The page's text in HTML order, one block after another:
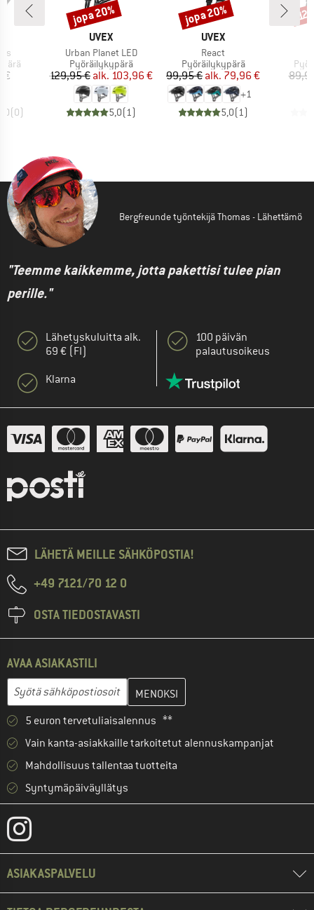
€
(0)
MERKKI
UVEX
Tuote
Urban Planet LED
Tuoteryhmä
Pyöräilykypärä
Hinta
129,95 € Alennettu hinta
alk. 103,96 €
5,0(1)
Alennus
jopa 20%
MERKKI
UVEX
Tuote
React
Tuoteryhmä
Pyöräilykypärä
Hinta
99,95 € Alennettu hinta
alk. 79,96 €
+1
5,0(1)
Alennus
jopa 20%
Bergfreunde työntekijä Thomas - Lähettämö
"Teemme kaikkemme, jotta pakettisi tulee pian
perille."
Lähetyskuluitta alk.
69 € (FI)
Klarna
100 päivän
palautusoikeus
LÄHETÄ MEILLE SÄHKÖPOSTIA!
+49 7121/70 12 0
OSTA TIEDOSTAVASTI
AVAA ASIAKASTILI
Sähköpostiosoite
Anna sähköpostiosoitteesi ja luo seuraavassa vaiheessa
5 euron tervetuliaisalennus **
Vain kanta-asiakkaille tarkoitetut alennuskampanjat
Mahdollisuus tallentaa tuotteita
Syntymäpäiväyllätys
ASIAKASPALVELU